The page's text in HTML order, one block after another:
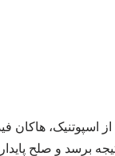
اسپوتنیک،‌ هاکان
برسد و صلح